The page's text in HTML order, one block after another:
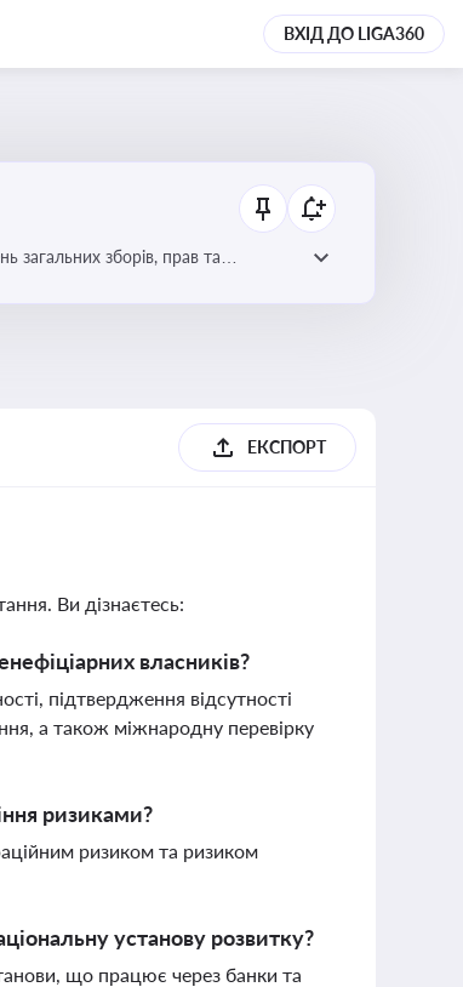
ВХІД ДО LIGA360
загальних зборів, прав та
ЕКСПОРТ
Ви дізнаєтесь:
власників?
підтвердження відсутності
а також міжнародну перевірку
ризиками?
ризиком та ризиком
установу розвитку?
що працює через банки та